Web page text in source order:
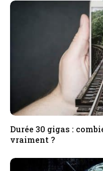
Durée 30 gigas :
vraiment ?